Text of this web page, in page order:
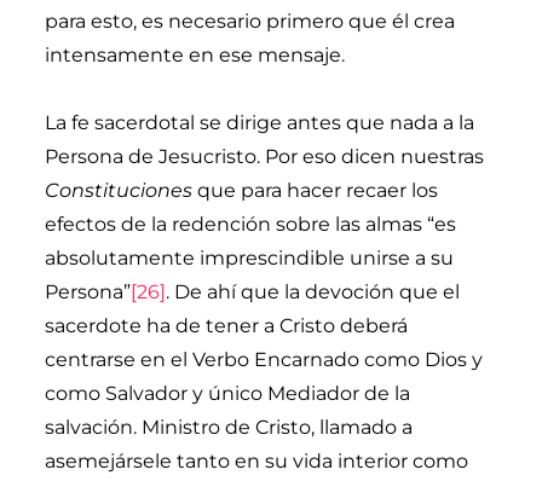
para esto, es necesario primero que él crea
intensamente en ese mensaje.
La fe sacerdotal se dirige antes que nada a la
Persona de Jesucristo. Por eso dicen nuestras
Constituciones que para hacer recaer los
efectos de la redención sobre las almas “es
absolutamente imprescindible unirse a su
Persona”[26]. De ahí que la devoción que el
sacerdote ha de tener a Cristo deberá
centrarse en el Verbo Encarnado como Dios y
como Salvador y único Mediador de la
salvación. Ministro de Cristo, llamado a
asemejársele tanto en su vida interior como